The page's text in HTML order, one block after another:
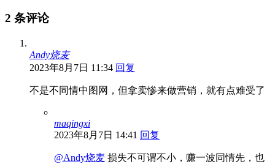
2 条评论
Andy烧麦
2023年8月7日 11:34 回复
不是不同情中图网，但拿卖惨来做营销，就有点难受了
maqingxi
2023年8月7日 14:41 回复
@Andy烧麦 损失不可谓不小，赚一波同情先，也